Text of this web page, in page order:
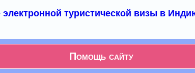
туристической визы в
Помощь сайту